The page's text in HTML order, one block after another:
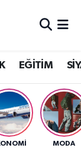
EĞİTİM
MODA